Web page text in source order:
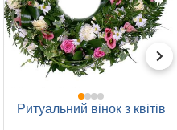
Ритуальний вінок з квітів